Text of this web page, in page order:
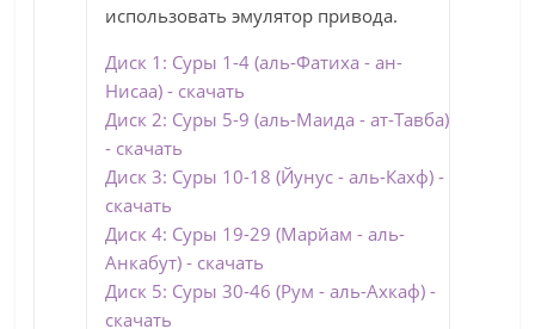
использовать эмулятор привода.
Диск 1: Суры 1-4 (аль-Фатиха - ан-
Нисаа) - скачать
Диск 2: Суры 5-9 (аль-Маида - ат-Тавба)
- скачать
Диск 3: Суры 10-18 (Йунус - аль-Кахф) -
скачать
Диск 4: Суры 19-29 (Марйам - аль-
Анкабут) - скачать
Диск 5: Суры 30-46 (Рум - аль-Ахкаф) -
скачать